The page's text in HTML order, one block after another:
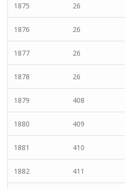
1875 26
1876 26
1877 26
1878 26
1879 408
1880 409
1881 410
1882 411